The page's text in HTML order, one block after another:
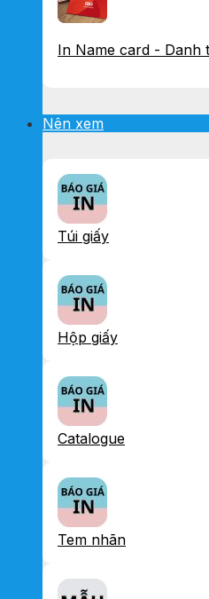
In Name card - Danh
Nên xem
Túi giấy
Hộp giấy
Catalogue
Tem nhãn